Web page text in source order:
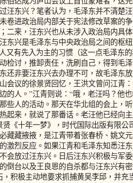
汪东兴？笔者认为，毛泽东并不清楚
卷进政治局内部关于宪法修改草案的
二来，汪东兴也从未涉入政治局内具
东兴是毛泽东与中央政治局之间的枢
又有先入为主的习惯（这一点毛泽东
检讨，推卸责任，洗刷自己，得到毛
还非要汪东兴去办理不可，故毛泽东
会议的徐景贤回忆，王洪文曾问江青
的人。”江青则说：“哦，老汪吗？他
些人的活动。那天在华北组的会上，
起来，就说了那番话。老汪他已经向
《十年一梦》，时代国际出版有限公
藏藏掖掖，是江青带着张春桥、姚文
激烈反应。如果江青和毛泽东知悉汪
会放过汪东兴。日后汪东兴积极与军
倒台以及王良恩的自杀都与汪东兴有
积极主动地要求抓捕黄吴李邱，并充